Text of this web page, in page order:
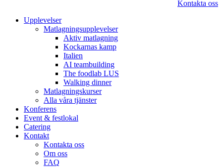
Kontakta oss
Upplevelser
Matlagningsupplevelser
Aktiv matlagning
Kockarnas kamp
Italien
AI teambuilding
The foodlab LUS
Walking dinner
Matlagningskurser
Alla våra tjänster
Konferens
Event & festlokal
Catering
Kontakt
Kontakta oss
Om oss
FAQ